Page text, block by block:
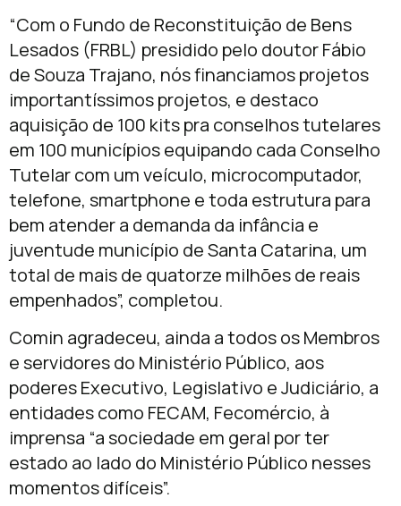
“Com o Fundo de Reconstituição de Bens
Lesados (FRBL) presidido pelo doutor Fábio
de Souza Trajano, nós financiamos projetos
importantíssimos projetos, e destaco
aquisição de 100 kits pra conselhos tutelares
em 100 municípios equipando cada Conselho
Tutelar com um veículo, microcomputador,
telefone, smartphone e toda estrutura para
bem atender a demanda da infância e
juventude município de Santa Catarina, um
total de mais de quatorze milhões de reais
empenhados”, completou.
Comin agradeceu, ainda a todos os Membros
e servidores do Ministério Público, aos
poderes Executivo, Legislativo e Judiciário, a
entidades como FECAM, Fecomércio, à
imprensa “a sociedade em geral por ter
estado ao lado do Ministério Público nesses
momentos difíceis”.